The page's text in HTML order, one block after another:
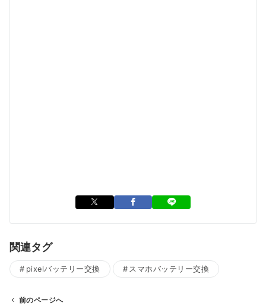
関連タグ
pixelバッテリー交換 スマホバッテリー交換
前のページへ